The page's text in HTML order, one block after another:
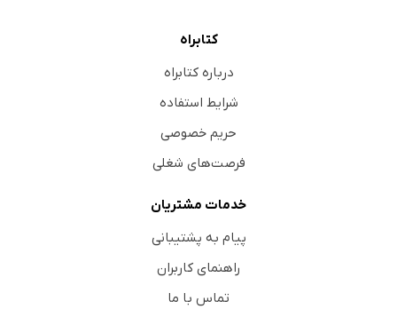
کتابراه
درباره کتابراه
شرایط استفاده
حریم خصوصی
فرصت‌های شغلی
خدمات مشتریان
پیام به پشتیبانی
راهنمای کاربران
تماس با ما